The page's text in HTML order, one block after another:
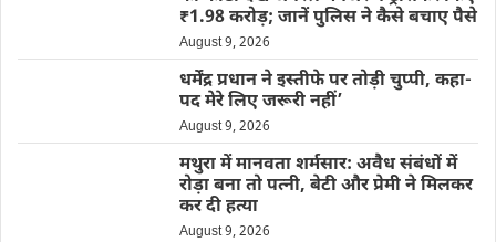
₹1.98 करोड़; जानें पुलिस ने कैसे बचाए पैसे
August 9, 2026
धर्मेंद्र प्रधान ने इस्तीफे पर तोड़ी चुप्पी, कहा-
पद मेरे लिए जरूरी नहीं’
August 9, 2026
मथुरा में मानवता शर्मसार: अवैध संबंधों में
रोड़ा बना तो पत्नी, बेटी और प्रेमी ने मिलकर
कर दी हत्या
August 9, 2026